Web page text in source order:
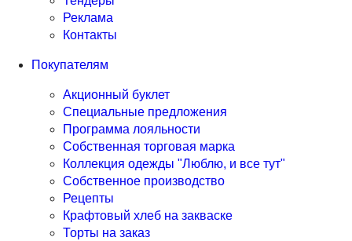
Реклама
Контакты
Покупателям
Акционный буклет
Специальные предложения
Программа лояльности
Собственная торговая марка
Коллекция одежды "Люблю, и все тут"
Собственное производство
Рецепты
Крафтовый хлеб на закваске
Торты на заказ